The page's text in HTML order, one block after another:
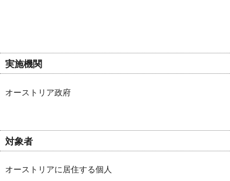
実施機関
オーストリア政府
対象者
オーストリアに居住する個人